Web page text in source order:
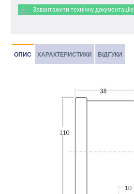
Завантажити технічну документацію
ОПИС ХАРАКТЕРИСТИКИ ВІДГУКИ